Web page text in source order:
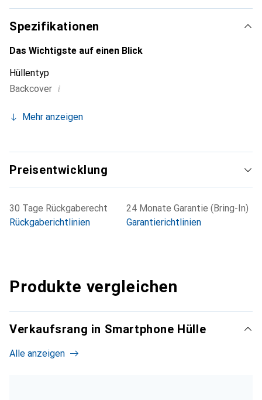
die Marke Noreve eine zuverlässige Wahl für eine
anspruchsvolle Kundschaft.
Spezifikationen
Das Wichtigste auf einen Blick
Hüllentyp
Backcover i
Mehr anzeigen
Preisentwicklung
30 Tage Rückgaberecht
Rückgaberichtlinien
24 Monate Garantie (Bring-In)
Garantierichtlinien
Produkte vergleichen
Verkaufsrang in Smartphone Hülle
Alle anzeigen